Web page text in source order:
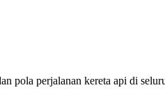
pola perjalanan kereta api di